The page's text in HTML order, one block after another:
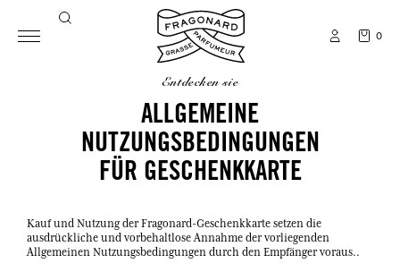
0
entdecken sie
ALLGEMEINE
NUTZUNGSBEDINGUNGEN
FÜR GESCHENKKARTE
Kauf und Nutzung der Fragonard-Geschenkkarte setzen die
ausdrückliche und vorbehaltlose Annahme der vorliegenden
Allgemeinen Nutzungsbedingungen durch den Empfänger voraus..